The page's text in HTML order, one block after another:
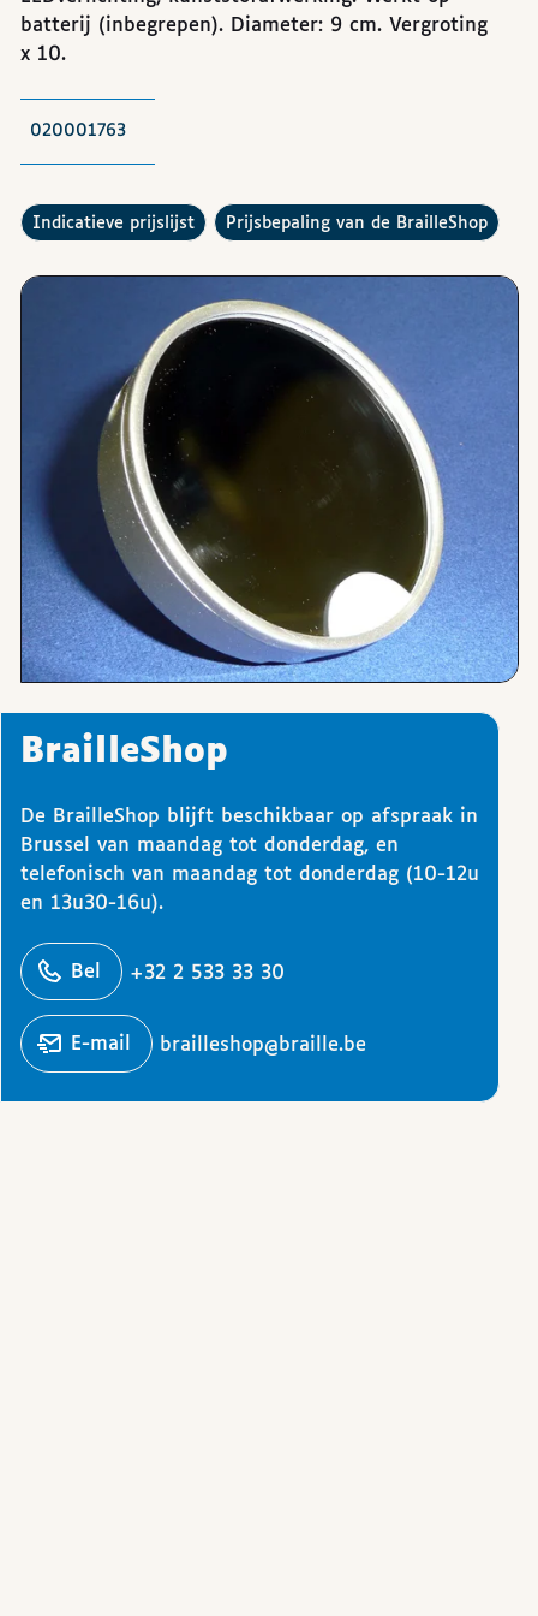
batterij (inbegrepen). Diameter: 9 cm. Vergroting
x 10.
020001763
Deindicatieve prijslijstraadplegen
Hoe werkt de
prijsbepaling van de BrailleShop?
Afbeeldingen
BrailleShop
De BrailleShop blijft beschikbaar op afspraak in
Brussel van maandag tot donderdag, en
telefonisch van maandag tot donderdag (10-12u
en 13u30-16u).
Bel ons+32 2 533 33 30
Stuur een
e-mail brailleshop@braille.be